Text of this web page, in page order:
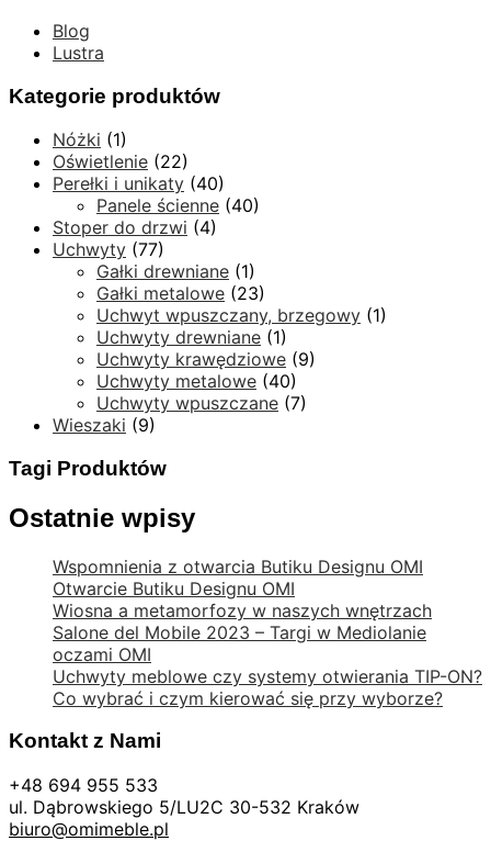
Blog
Lustra
Kategorie produktów
Nóżki (1)
Oświetlenie (22)
Perełki i unikaty (40)
Panele ścienne (40)
Stoper do drzwi (4)
Uchwyty (77)
Gałki drewniane (1)
Gałki metalowe (23)
Uchwyt wpuszczany, brzegowy (1)
Uchwyty drewniane (1)
Uchwyty krawędziowe (9)
Uchwyty metalowe (40)
Uchwyty wpuszczane (7)
Wieszaki (9)
Tagi Produktów
Ostatnie wpisy
Wspomnienia z otwarcia Butiku Designu OMI
Otwarcie Butiku Designu OMI
Wiosna a metamorfozy w naszych wnętrzach
Salone del Mobile 2023 – Targi w Mediolanie
oczami OMI
Uchwyty meblowe czy systemy otwierania TIP-ON?
Co wybrać i czym kierować się przy wyborze?
Kontakt z Nami
+48 694 955 533
ul. Dąbrowskiego 5/LU2C 30-532 Kraków
biuro@omimeble.pl